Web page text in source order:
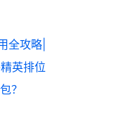
全攻略|
英排位
？